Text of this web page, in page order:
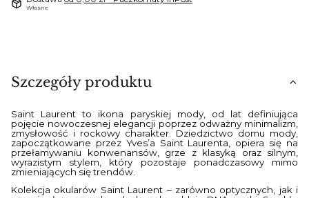
Własne
Szczegóły produktu
Saint Laurent to ikona paryskiej mody, od lat definiująca
pojęcie nowoczesnej elegancji poprzez odważny minimalizm,
zmysłowość i rockowy charakter. Dziedzictwo domu mody,
zapoczątkowane przez Yves’a Saint Laurenta, opiera się na
przełamywaniu konwenansów, grze z klasyką oraz silnym,
wyrazistym stylem, który pozostaje ponadczasowy mimo
zmieniających się trendów.
Kolekcja okularów Saint Laurent – zarówno optycznych, jak i